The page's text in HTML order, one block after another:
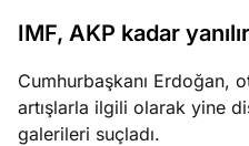
şeye ne
Köşe
Yazıları
IMF, AKP kadar
Cumhurbaşkanı Erdoğan,
artışlarla ilgili olarak yine
galerileri suçladı.